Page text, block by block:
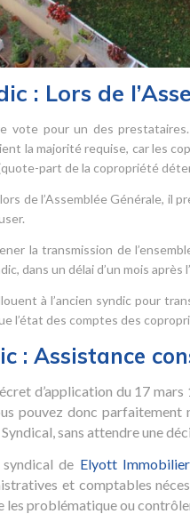
: Lors de
vote pour un des
la majorité requise, car les
part de la copropriété
de l’Assemblée Générale, il
la transmission de
dans un délai d’un mois
à l’ancien syndic pour
l’état des comptes des
: Assistance
d’application du 17
pouvez donc parfaitement
sans attendre une
syndical de Elyott Immobilier
et comptables
les problématique ou